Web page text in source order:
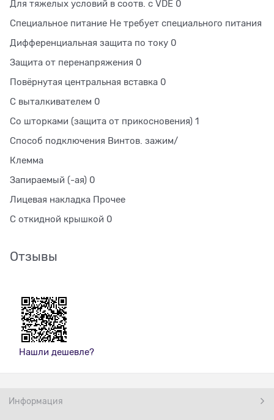
Для тяжелых условий в соотв. с VDE 0
Специальное питание Не требует специального питания
Дифференциальная защита по току 0
Защита от перенапряжения 0
Повёрнутая центральная вставка 0
С выталкивателем 0
Со шторками (защита от прикосновения) 1
Способ подключения Винтов. зажим/
Клемма
Запираемый (-ая) 0
Лицевая накладка Прочее
С откидной крышкой 0
Отзывы
Нашли дешевле?
Информация